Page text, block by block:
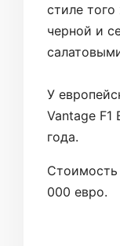
стиле
черной и
У
Vantage F1
года.
Стоимость
000 евро.